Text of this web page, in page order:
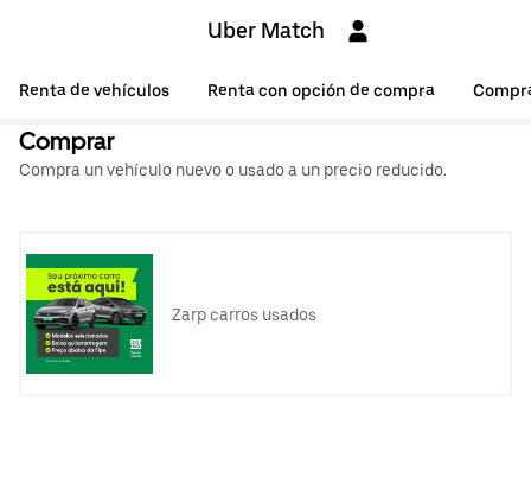
Uber Match
Renta de vehículos Renta con opción de compra
Comprar
Compra un vehículo nuevo o usado a un precio reducido.
Zarp carros usados